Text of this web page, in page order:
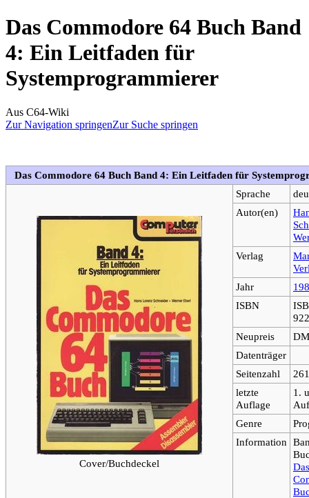
Das Commodore 64 Buch Band
4: Ein Leitfaden für
Systemprogrammierer
Aus C64-Wiki
Zur Navigation springenZur Suche springen
Das Commodore 64 Buch Band 4: Ein Leitfaden für
Cover/Buchdeckel
Sprache
Autor(en)
Verlag
Jahr
ISBN
Neupreis
Datenträger
Seitenzahl
261
letzte
Auflage
1.
Genre
Information
Das